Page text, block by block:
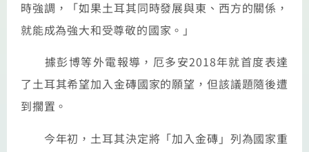
時強調，「如果土耳其同時發展與東、西方的關係，
就能成為強大和受尊敬的國家。」
據彭博等外電報導，厄多安2018年就首度表達
了土耳其希望加入金磚國家的願望，但該議題隨後遭
到擱置。
今年初，土耳其決定將「加入金磚」列為國家重